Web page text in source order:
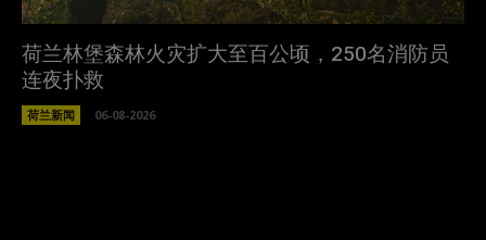
荷兰林堡森林火灾扩大至百公顷，250名消防员
连夜扑救
荷兰新闻 06-08-2026